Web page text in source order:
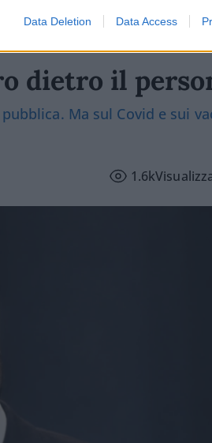
Data Deletion Data Access
dietro il
Ma sul Covid e sui
1.6k